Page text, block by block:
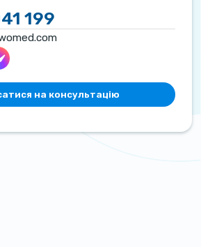
199
на консультацію